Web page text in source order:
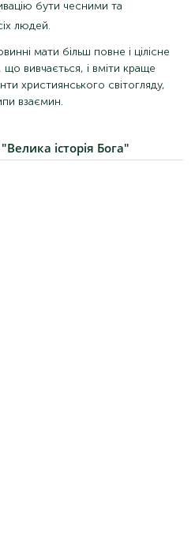
бути чесними та
людей.
мати більш повне і цілісне
що вивчається, і вміти краще
християнського світогляду,
взаємин.
історія Бога"